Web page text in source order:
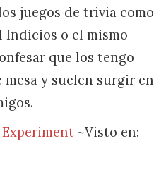
juegos de trivia como
Indicios o el mismo
que los tengo
y suelen surgir en
~Visto en: